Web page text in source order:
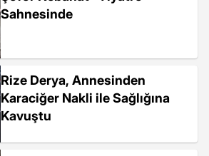
Sahnesinde
Rize Derya, Annesinden
Karaciğer Nakli ile Sağlığına
Kavuştu